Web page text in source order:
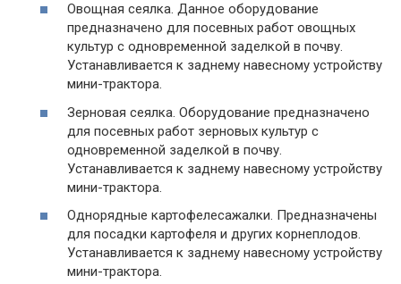
Овощная сеялка. Данное оборудование
предназначено для посевных работ овощных
культур с одновременной заделкой в почву.
Устанавливается к заднему навесному устройству
мини-трактора.
Зерновая сеялка. Оборудование предназначено
для посевных работ зерновых культур с
одновременной заделкой в почву.
Устанавливается к заднему навесному устройству
мини-трактора.
Однорядные картофелесажалки. Предназначены
для посадки картофеля и других корнеплодов.
Устанавливается к заднему навесному устройству
мини-трактора.